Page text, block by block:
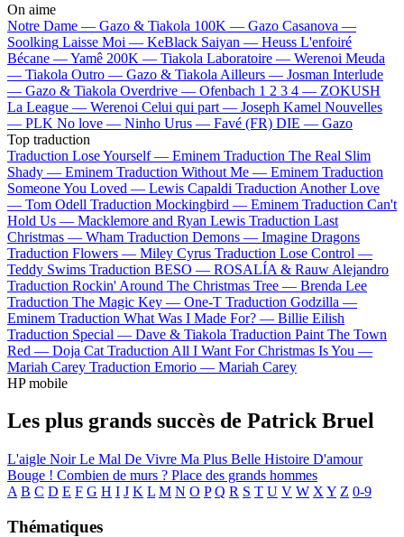
On aime
Notre Dame — Gazo & Tiakola 100K — Gazo Casanova —
Soolking Laisse Moi — KeBlack Saiyan — Heuss L'enfoiré
Bécane —Yamê 200K — Tiakola Laboratoire — Werenoi Meuda
— Tiakola Outro — Gazo & Tiakola Ailleurs — Josman Interlude
— Gazo & Tiakola Overdrive — Ofenbach 1 2 3 4 — ZOKUSH
La League — Werenoi Celui qui part — Joseph Kamel Nouvelles
— PLK No love — Ninho Urus — Favé (FR) DIE — Gazo
Top traduction
Traduction Lose Yourself — Eminem Traduction The Real Slim
Shady — Eminem Traduction Without Me — Eminem Traduction
Someone You Loved — Lewis Capaldi Traduction Another Love
— Tom Odell Traduction Mockingbird — Eminem Traduction Can't
Hold Us — Macklemore and Ryan Lewis Traduction Last
Christmas — Wham Traduction Demons — Imagine Dragons
Traduction Flowers — Miley Cyrus Traduction Lose Control —
Teddy Swims Traduction BESO — ROSALÍA & Rauw Alejandro
Traduction Rockin' Around The Christmas Tree — Brenda Lee
Traduction The Magic Key — One-T Traduction Godzilla —
Eminem Traduction What Was I Made For? — Billie Eilish
Traduction Special — Dave & Tiakola Traduction Paint The Town
Red — Doja Cat Traduction All I Want For Christmas Is You —
Mariah Carey Traduction Emorio — Mariah Carey
HP mobile
Les plus grands succès de Patrick Bruel
L'aigle NoirLe Mal De Vivre Ma Plus Belle Histoire D'amour
Bouge ! Combien de murs ? Place des grands hommes
A B C D E F G H I J K L M N O P Q R S T U V W X Y Z 0-9
Thématiques